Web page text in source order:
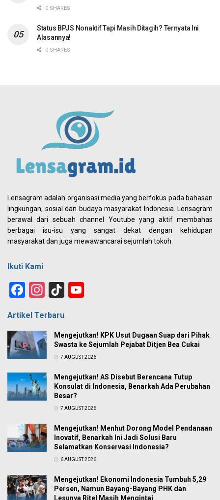
0 SHARES
Status BPJS Nonaktif Tapi Masih Ditagih? Ternyata Ini
Alasannya!
0 SHARES
Lensagram adalah organisasi media yang berfokus pada bahasan
lingkungan, sosial dan budaya masyarakat Indonesia. Lensagram
berawal dari sebuah channel Youtube yang aktif membahas
berbagai isu-isu yang sangat dekat dengan kehidupan
masyarakat dan juga mewawancarai sejumlah tokoh.
Ikuti Kami
Facebook
Instagram
TikTok
Artikel Terbaru
Mengejutkan! KPK Usut Dugaan Suap dari Pihak
Swasta ke Sejumlah Pejabat Ditjen Bea Cukai
7 AUGUST 2026
Mengejutkan! AS Disebut Berencana Tutup
Konsulat di Indonesia, Benarkah Ada Perubahan
Besar?
7 AUGUST 2026
Mengejutkan! Menhut Dorong Model Pendanaan
Inovatif, Benarkah Ini Jadi Solusi Baru
Selamatkan Konservasi Indonesia?
6 AUGUST 2026
Mengejutkan! Ekonomi Indonesia Tumbuh 5,29
Persen, Namun Bayang-Bayang PHK dan
Lesunya Ritel Masih Mengintai